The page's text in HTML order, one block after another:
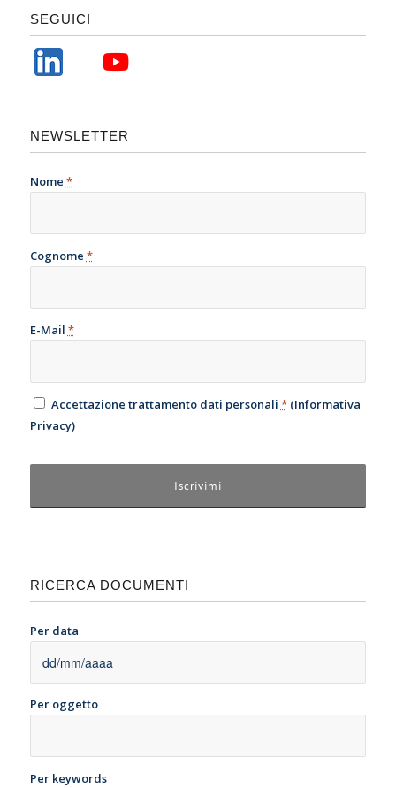
SEGUICI
NEWSLETTER
Nome *
Cognome *
E-Mail *
Accettazione trattamento dati personali *(Informativa
Privacy)
RICERCA DOCUMENTI
Per data
Per oggetto
Per keywords